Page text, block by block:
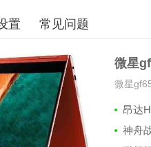
置 常见问题
微星
系统
微星
昂达
神舟